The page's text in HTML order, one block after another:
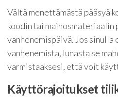
Vältä menettämästä pääsyä
koodin tai mainosmateriaalin
vanhenemispäivä. Jos sinulla
vanhenemista, lunasta se
varmistaaksesi, että voit
Käyttörajoitukset